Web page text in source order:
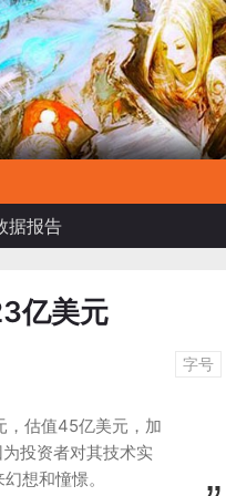
据报告
亿美元
字号
，估值45亿美元，加
投资者对其技术实
想和憧憬。